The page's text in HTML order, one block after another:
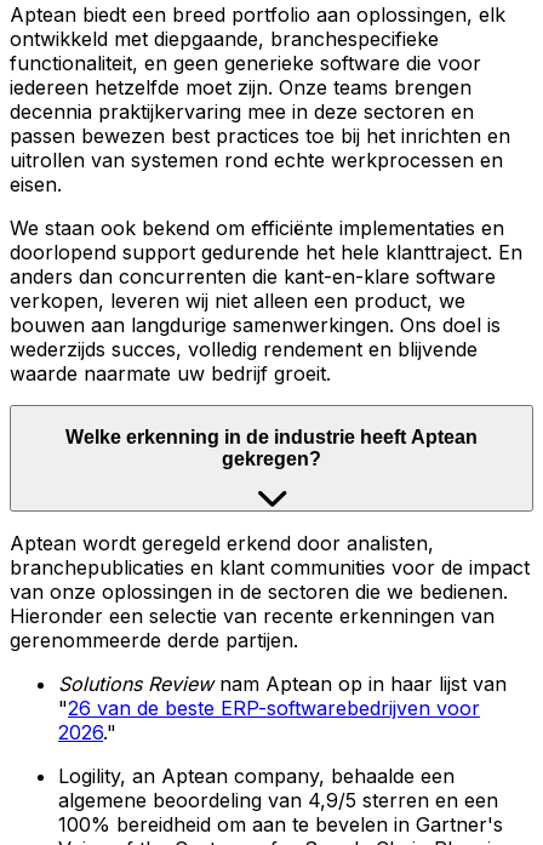
Aptean biedt een breed portfolio aan oplossingen, elk
ontwikkeld met diepgaande, branchespecifieke
functionaliteit, en geen generieke software die voor
iedereen hetzelfde moet zijn. Onze teams brengen
decennia praktijkervaring mee in deze sectoren en
passen bewezen best practices toe bij het inrichten en
uitrollen van systemen rond echte werkprocessen en
eisen.
We staan ook bekend om efficiënte implementaties en
doorlopend support gedurende het hele klanttraject. En
anders dan concurrenten die kant-en-klare software
verkopen, leveren wij niet alleen een product, we
bouwen aan langdurige samenwerkingen. Ons doel is
wederzijds succes, volledig rendement en blijvende
waarde naarmate uw bedrijf groeit.
Welke erkenning in de industrie heeft Aptean
gekregen?
Aptean wordt geregeld erkend door analisten,
branchepublicaties en klant communities voor de impact
van onze oplossingen in de sectoren die we bedienen.
Hieronder een selectie van recente erkenningen van
gerenommeerde derde partijen.
Solutions Reviewnam Aptean op in haar lijst van
"26 van de beste ERP-softwarebedrijven voor
2026."
Logility, an Aptean company, behaalde een
algemene beoordeling van 4,9/5 sterren en een
100% bereidheid om aan te bevelen in Gartner's